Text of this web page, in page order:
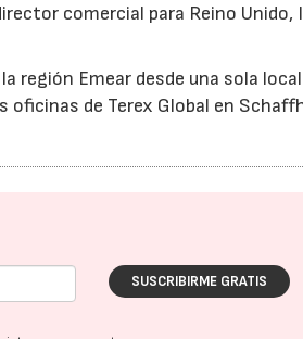
comercial para Reino Unido,
región Emear desde una sola
oficinas de Terex Global en
SUSCRIBIRME GRATIS